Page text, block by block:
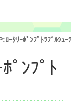
ﾛｰﾀﾘｰﾎﾟﾝﾌﾟﾄﾗﾌﾞﾙｼｭ
ﾟﾝﾌﾟﾄ